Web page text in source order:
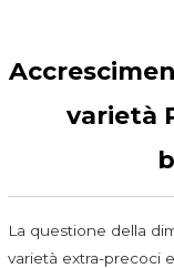
varietà
La questione della
varietà extra-precoci